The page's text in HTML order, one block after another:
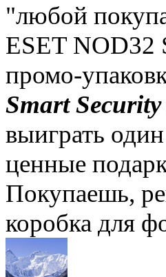
"любой
ESET NOD32
промо-
Smart
выиграть
ценные
Покупаешь,
коробка для